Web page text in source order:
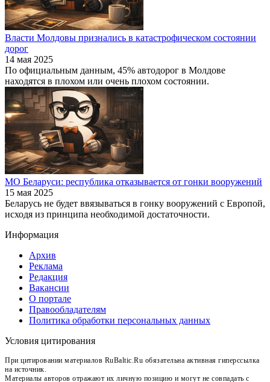
Власти Молдовы признались в катастрофическом состоянии
дорог
14 мая 2025
По официальным данным, 45% автодорог в Молдове
находятся в плохом или очень плохом состоянии.
МО Беларуси: республика отказывается от гонки вооружений
15 мая 2025
Беларусь не будет ввязываться в гонку вооружений с Европой,
исходя из принципа необходимой достаточности.
Информация
Архив
Реклама
Редакция
Вакансии
О портале
Правообладателям
Политика обработки персональных данных
Условия цитирования
При цитировании материалов RuBaltic.Ru обязательна активная гиперссылка
на источник.
Материалы авторов отражают их личную позицию и могут не совпадать с